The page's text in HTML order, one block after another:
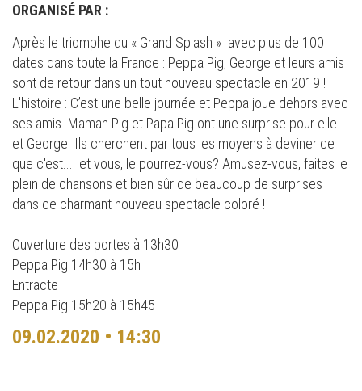
ORGANISÉ PAR :
Après le triomphe du « Grand Splash » avec plus de 100
dates dans toute la France : Peppa Pig, George et leurs amis
sont de retour dans un tout nouveau spectacle en 2019 !
L'histoire : C’est une belle journée et Peppa joue dehors avec
ses amis. Maman Pig et Papa Pig ont une surprise pour elle
et George. Ils cherchent par tous les moyens à deviner ce
que c'est.... et vous, le pourrez-vous? Amusez-vous, faites le
plein de chansons et bien sûr de beaucoup de surprises
dans ce charmant nouveau spectacle coloré !
Ouverture des portes à 13h30
Peppa Pig 14h30 à 15h
Entracte
Peppa Pig 15h20 à 15h45
09.02.2020 • 14:30